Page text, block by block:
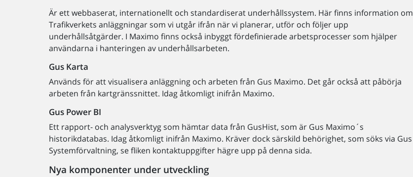
Är ett webbaserat, internationellt och standardiserat underhållssystem. Här finns information om
Trafikverkets anläggningar som vi utgår ifrån när vi planerar, utför och följer upp
underhållsåtgärder. I Maximo finns också inbyggt fördefinierade arbetsprocesser som hjälper
användarna i hanteringen av underhållsarbeten.
Gus Karta
Används för att visualisera anläggning och arbeten från Gus Maximo. Det går också att påbörja
arbeten från kartgränssnittet. Idag åtkomligt inifrån Maximo.
Gus Power BI
Ett rapport- och analysverktyg som hämtar data från GusHist, som är Gus Maximo´s
historikdatabas. Idag åtkomligt inifrån Maximo. Kräver dock särskild behörighet, som söks via Gus
Systemförvaltning, se fliken kontaktuppgifter hägre upp på denna sida.
Nya komponenter under utveckling